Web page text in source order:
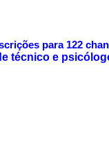
para 122